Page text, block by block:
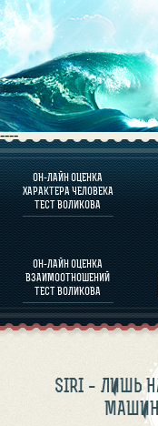
----
ОН-ЛАЙН ОЦЕНКА
ХАРАКТЕРА ЧЕЛОВЕКА
ТЕСТ ВОЛИКОВА
ОН-ЛАЙН ОЦЕНКА
ВЗАИМООТНОШЕНИЙ
ТЕСТ ВОЛИКОВА
ОЦЕНКА
SIRI – ЛИШЬ